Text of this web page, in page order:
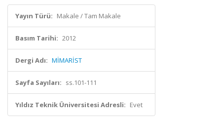
Yayın Türü: Makale / Tam Makale
Basım Tarihi: 2012
Dergi Adı: MİMARİST
Sayfa Sayıları: ss.101-111
Yıldız Teknik Üniversitesi Adresli: Evet